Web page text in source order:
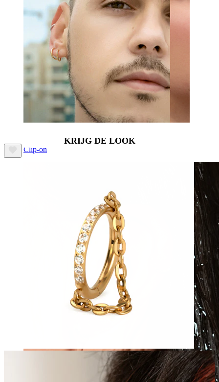
Clip-on
KRIJG DE LOOK